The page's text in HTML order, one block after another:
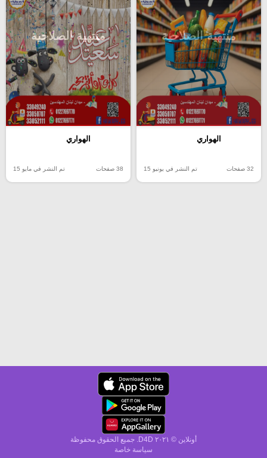
منتهية الصلاحية
الهواري
32 صفحات تم النشر في يونيو 15
منتهية الصلاحية
الهواري
38 صفحات تم النشر في مايو 15
أونلاين © ۲۰٢١ D4D. جميع الحقوق محفوظة
سياسة خاصة